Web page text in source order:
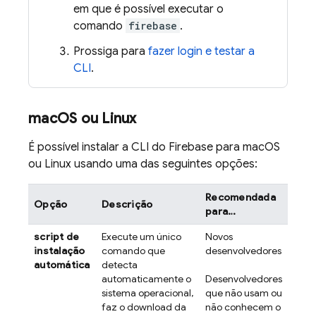
em que é possível executar o
comando firebase .
Prossiga para fazer login e testar a
CLI.
macOS ou Linux
É possível instalar a CLI do Firebase para macOS
ou Linux usando uma das seguintes opções:
Opção Descrição
Recomendada
para…
script de
instalação
automática
Execute um único
comando que
detecta
automaticamente o
sistema operacional,
faz o download da
Novos
desenvolvedores
Desenvolvedores
que não usam ou
não conhecem o